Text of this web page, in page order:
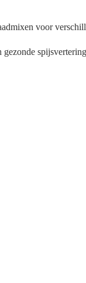
voor